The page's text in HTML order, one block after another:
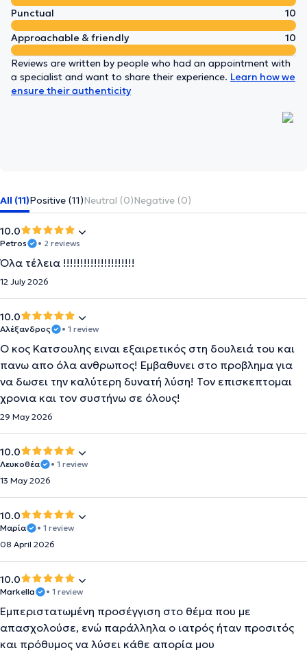
Punctual
10
Approachable & friendly
10
Reviews are written by people who had an appointment with
a specialist and want to share their experience. Learn how we
ensure their authenticity
All (11)Positive (11)Neutral (0)Negative (0)
10.0
Petros • 2 reviews
Όλα τέλεια !!!!!!!!!!!!!!!!!!!!!
12 July 2026
10.0
Αλέξανδρος • 1 review
Ο κος Κατσουλης ειναι εξαιρετικός στη δουλειά του και
πανω απο όλα ανθρωπος! Εμβαθυνει στο προβλημα για
να δωσει την καλύτερη δυνατή λύση! Τον επισκεπτομαι
χρονια και τον συστήνω σε όλους!
29 May 2026
10.0
Λευκοθέα
• 1 review
13 May 2026
10.0
Μαρία
• 1 review
08 April 2026
10.0
Markella • 1 review
Εμπεριστατωμένη προσέγγιση στο θέμα που με
απασχολούσε, ενώ παράλληλα ο ιατρός ήταν προσιτός
και πρόθυμος να λύσει κάθε απορία μου